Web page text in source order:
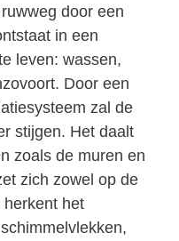
door een
in een
leven: wassen,
Door een
zal de
stijgen. Het daalt
zoals de muren en
zich zowel op de
herkent het